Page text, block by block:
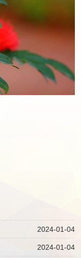
2024-01-04
2024-01-04